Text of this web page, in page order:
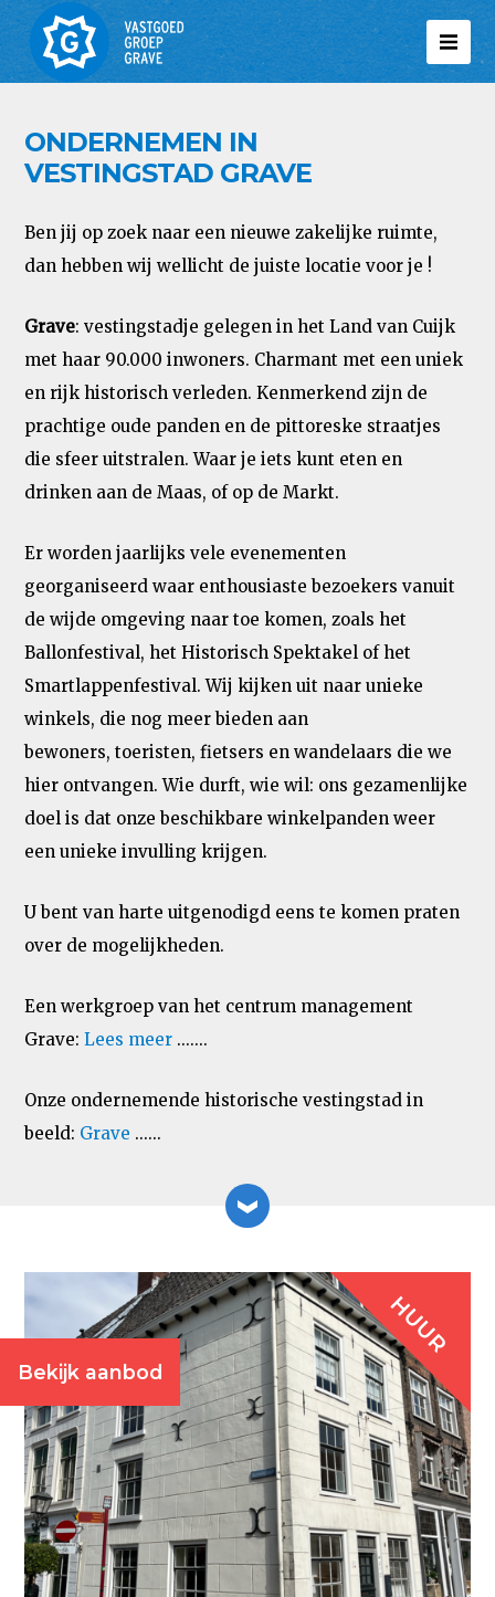
ONDERNEMEN IN
VESTINGSTAD GRAVE
Ben jij op zoek naar een nieuwe zakelijke ruimte,
dan hebben wij wellicht de juiste locatie voor je !
Grave: vestingstadje gelegen in het Land van Cuijk
met haar 90.000 inwoners. Charmant met een uniek
en rijk historisch verleden. Kenmerkend zijn de
prachtige oude panden en de pittoreske straatjes
die sfeer uitstralen. Waar je iets kunt eten en
drinken aan de Maas, of op de Markt.
Er worden jaarlijks vele evenementen
georganiseerd waar enthousiaste bezoekers vanuit
de wijde omgeving naar toe komen, zoals het
Ballonfestival, het Historisch Spektakel of het
Smartlappenfestival. Wij kijken uit naar unieke
winkels, die nog meer bieden aan
bewoners, toeristen, fietsers en wandelaars die we
hier ontvangen. Wie durft, wie wil: ons gezamenlijke
doel is dat onze beschikbare winkelpanden weer
een unieke invulling krijgen.
U bent van harte uitgenodigd eens te komen praten
over de mogelijkheden.
Een werkgroep van het centrum management
Grave:Lees meer .......
Onze ondernemende historische vestingstad in
beeld: Grave ......
HUUR